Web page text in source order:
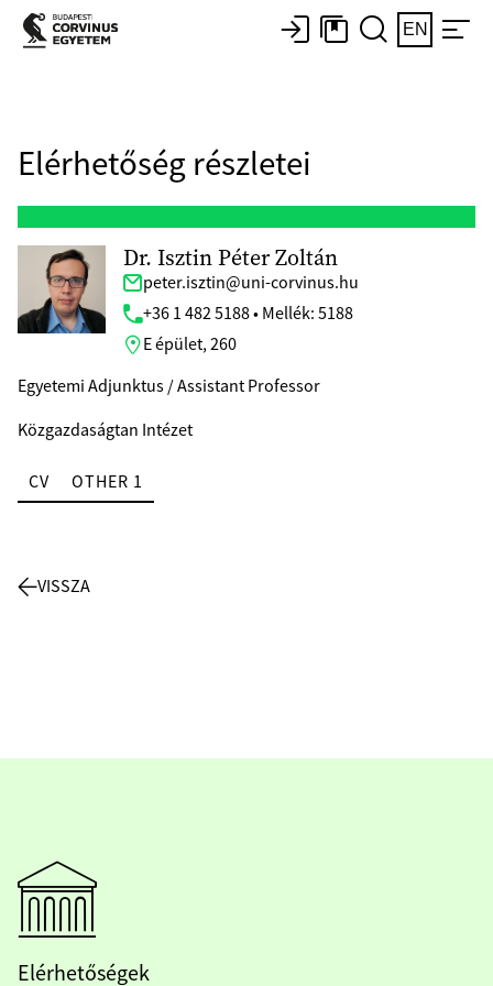
EN
Elérhetőség részletei
Dr. Isztin Péter Zoltán
peter.isztin@uni-corvinus.hu
+36 1 482 5188 • Mellék: 5188
E épület, 260
Egyetemi Adjunktus / Assistant Professor
Közgazdaságtan Intézet
CV OTHER 1
VISSZA
Elérhetőségek